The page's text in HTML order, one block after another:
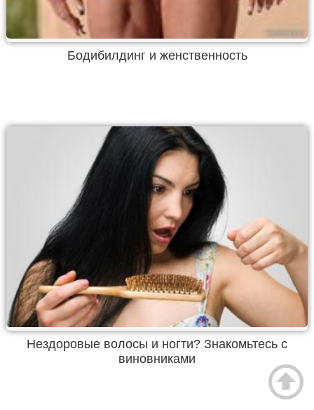
Бодибилдинг и женственность
Нездоровые волосы и ногти? Знакомьтесь с
виновниками